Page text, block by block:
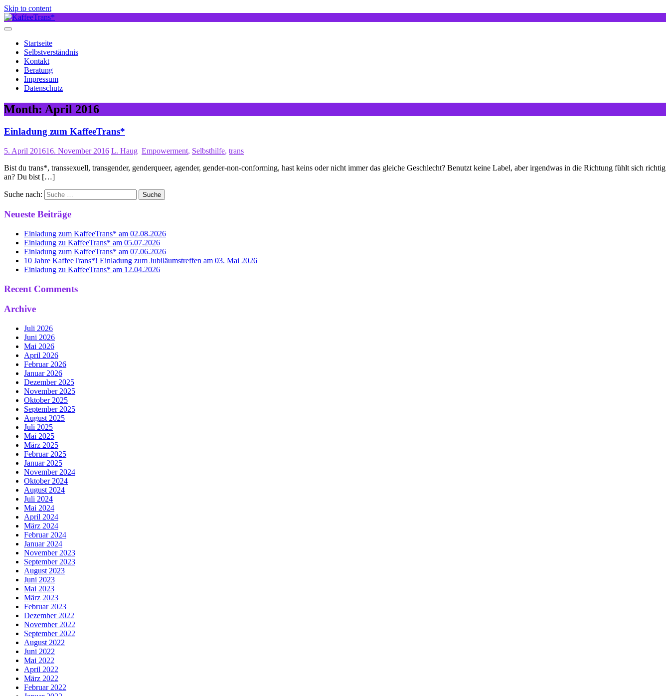
Skip to content
Startseite
Selbstverständnis
Kontakt
Beratung
Impressum
Datenschutz
Month: April 2016
Einladung zum KaffeeTrans*
5. April 201616. November 2016 L. Haug Empowerment, Selbsthilfe, trans
Bist du trans*, transsexuell, transgender, genderqueer, agender, gender-non-conforming, hast keins oder nicht immer das gleiche Geschlecht? Benutzt keine Label, aber irgendwas in die Richtung fühlt sich richtig
an? Du bist […]
Suche nach:
Neueste Beiträge
Einladung zum KaffeeTrans* am 02.08.2026
Einladung zu KaffeeTrans* am 05.07.2026
Einladung zum KaffeeTrans* am 07.06.2026
10 Jahre KaffeeTrans*! Einladung zum Jubiläumstreffen am 03. Mai 2026
Einladung zu KaffeeTrans* am 12.04.2026
Recent Comments
Archive
Juli 2026
Juni 2026
Mai 2026
April 2026
Februar 2026
Januar 2026
Dezember 2025
November 2025
Oktober 2025
September 2025
August 2025
Juli 2025
Mai 2025
März 2025
Februar 2025
Januar 2025
November 2024
Oktober 2024
August 2024
Juli 2024
Mai 2024
April 2024
März 2024
Februar 2024
Januar 2024
November 2023
September 2023
August 2023
Juni 2023
Mai 2023
März 2023
Februar 2023
Dezember 2022
November 2022
September 2022
August 2022
Juni 2022
Mai 2022
April 2022
März 2022
Februar 2022